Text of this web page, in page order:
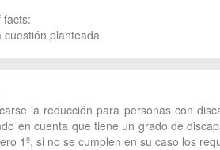
facts:
cuestión planteada.
la reducción para personas con
en cuenta que tiene un grado de
1º, si no se cumplen en su caso los